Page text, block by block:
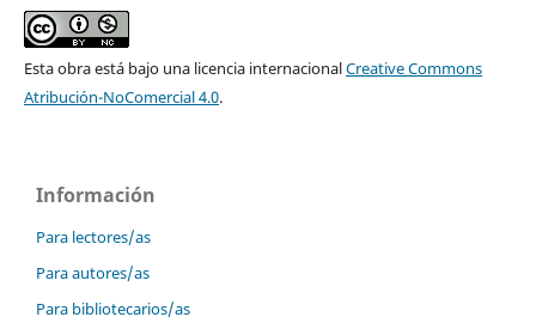
Esta obra está bajo una licencia internacionalCreative Commons
Atribución-NoComercial 4.0.
Información
Para lectores/as
Para autores/as
Para bibliotecarios/as